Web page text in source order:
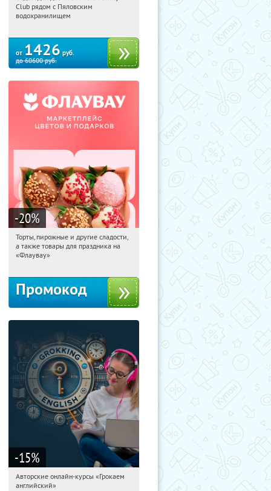
Московская обл., Мытищинский р-н,
Club рядом с Пяловским
водохранилищем
от 1426 руб.
до60600руб.
-20%
00:31:24 Получили:
Россия
Торты, пирожные и другие сладости,
а также товары для праздника на
«Флаувау»
Промокод
-15%
00:31:24 Получили:
Авторские онлайн-курсы «Грокаем
английский»